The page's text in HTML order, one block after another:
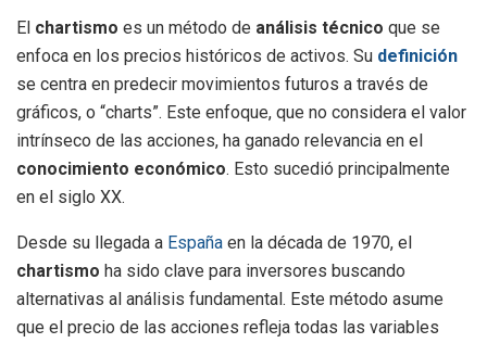
El chartismo es un método de análisis técnico que se
enfoca en los precios históricos de activos. Su definición
se centra en predecir movimientos futuros a través de
gráficos, o “charts”. Este enfoque, que no considera el valor
intrínseco de las acciones, ha ganado relevancia en el
conocimiento económico. Esto sucedió principalmente
en el siglo XX.
Desde su llegada a España en la década de 1970, el
chartismo ha sido clave para inversores buscando
alternativas al análisis fundamental. Este método asume
que el precio de las acciones refleja todas las variables